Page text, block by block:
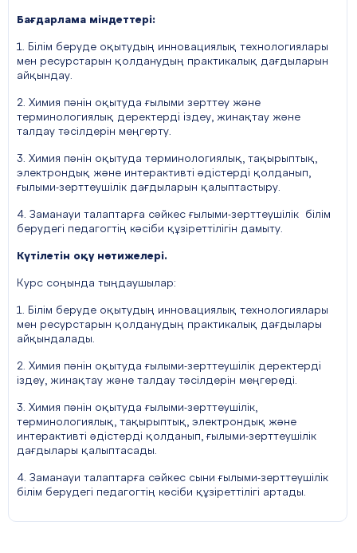
Бағдарлама міндеттері:
1. Білім беруде оқытудың инновациялық технологиялары
мен ресурстарын қолданудың практикалық дағдыларын
айқындау.
2. Химия пәнін оқытуда ғылыми зерттеу және
терминологиялық деректерді іздеу, жинақтау және
талдау тәсілдерін меңгерту.
3. Химия пәнін оқытуда терминологиялық, тақырыптық,
электрондық және интерактивті әдістерді қолданып,
ғылыми-зерттеушілік дағдыларын қалыптастыру.
4. Заманауи талаптарға сәйкес ғылыми-зерттеушілік білім
берудегі педагогтің кәсіби құзіреттілігін дамыту.
Күтілетін оқу нәтижелері.
Курс соңында тыңдаушылар:
1. Білім беруде оқытудың инновациялық технологиялары
мен ресурстарын қолданудың практикалық дағдылары
айқындалады.
2. Химия пәнін оқытуда ғылыми-зерттеушілік деректерді
іздеу, жинақтау және талдау тәсілдерін меңгереді.
3. Химия пәнін оқытуда ғылыми-зерттеушілік,
терминологиялық, тақырыптық, электрондық және
интерактивті әдістерді қолданып, ғылыми-зерттеушілік
дағдылары қалыптасады.
4. Заманауи талаптарға сәйкес сыни ғылыми-зерттеушілік
білім берудегі педагогтің кәсіби құзіреттілігі артады.